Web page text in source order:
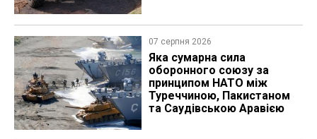
07 серпня 2026
Яка сумарна сила
оборонного союзу за
принципом НАТО між
Туреччиною, Пакистаном
та Саудівською Аравією